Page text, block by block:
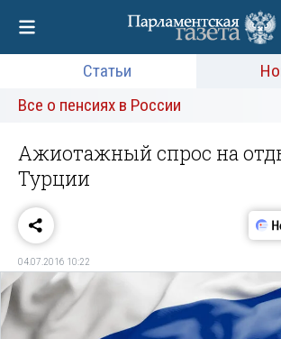
Статьи
Все о пенсиях в России
Ажиотажный спрос на
Турции
04.07.2016 10:22